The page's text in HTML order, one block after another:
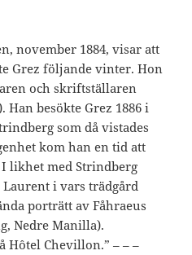
november 1884, visar att
Grez följande vinter. Hon
och skriftställaren
Han besökte Grez 1886 i
som då vistades
kom han en tid att
likhet med Strindberg
Laurent i vars trädgård
porträtt av Fåhraeus
Nedre Manilla).
Hôtel Chevillon.” – – –